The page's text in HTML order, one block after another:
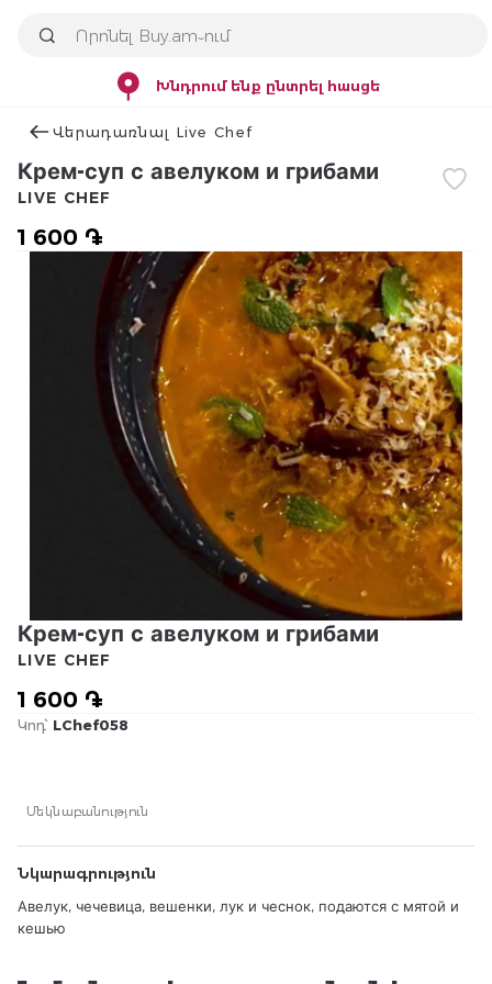
Խնդրում ենք ընտրել հասցե
Վերադառնալ Live Chef
Крем-суп с авелуком и грибами
1 600 ֏
LIVE CHEF
Крем-суп с авелуком и грибами
1 600 ֏
LIVE CHEF
Կոդ՝ LChef058
Մեկնաբանություն
Նկարագրություն
Авелук, чечевица, вешенки, лук и чеснок, подаются с мятой и
кешью